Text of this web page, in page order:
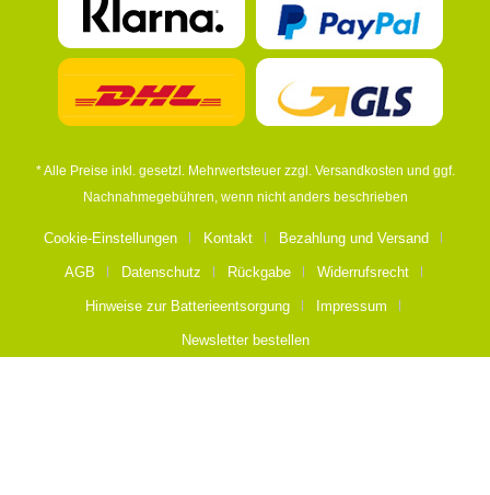
* Alle Preise inkl. gesetzl. Mehrwertsteuer zzgl. Versandkosten und ggf.
Nachnahmegebühren, wenn nicht anders beschrieben
Cookie-Einstellungen Kontakt Bezahlung und Versand
AGB Datenschutz Rückgabe Widerrufsrecht
Hinweise zur Batterieentsorgung Impressum
Newsletter bestellen